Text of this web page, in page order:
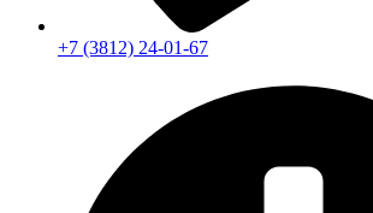
+7 (3812) 24-01-67